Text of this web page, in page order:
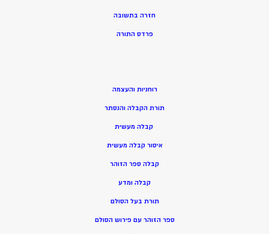
חזרה בתשובה
פרדס התורה
רוחניות והעצמה
תורת הקבלה והנסתר
קבלה מעשית
איסור קבלה מעשית
קבלה ספר הזוהר
קבלה ומדע
תורת בעל הסולם
ספר הזוהר עם פירוש הסולם